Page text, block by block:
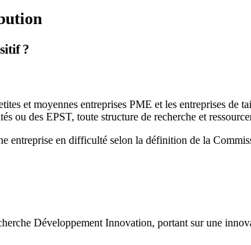
?
et moyennes entreprises PME et les entreprises
ou des EPST, toute structure de recherche et
entreprise en difficulté selon la définition de la
Développement Innovation, portant sur une